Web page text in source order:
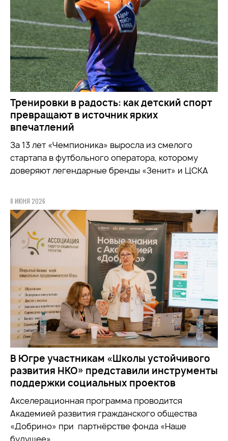
Тренировки в радость: как детский спорт
превращают в источник ярких
впечатлений
За 13 лет «Чемпионика» выросла из смелого
стартапа в футбольного оператора, которому
доверяют легендарные бренды «Зенит» и ЦСКА
8 ИЮНЯ 2026
В Югре участникам «Школы устойчивого
развития НКО» представили инструменты
поддержки социальных проектов
Акселерационная программа проводится
Академией развития гражданского общества
«Добрино» при партнёрстве фонда «Наше
будущее».